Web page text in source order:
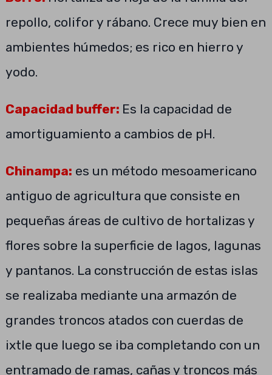
repollo, colifor y rábano. Crece muy bien en
ambientes húmedos; es rico en hierro y
yodo.
Capacidad buffer: Es la capacidad de
amortiguamiento a cambios de pH.
Chinampa: es un método mesoamericano
antiguo de agricultura que consiste en
pequeñas áreas de cultivo de hortalizas y
flores sobre la superficie de lagos, lagunas
y pantanos. La construcción de estas islas
se realizaba mediante una armazón de
grandes troncos atados con cuerdas de
ixtle que luego se iba completando con un
entramado de ramas, cañas y troncos más